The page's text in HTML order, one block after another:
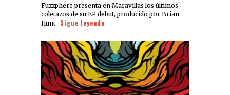
Fuzzphere presenta en Maravillas los últimos
coletazos de su EP debut, producido por Brian
Hunt. Sigue leyendo